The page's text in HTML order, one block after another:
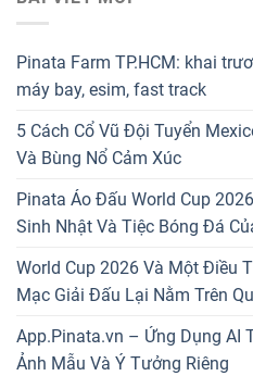
Pinata Farm TP.HCM: khai
máy bay, esim, fast track
5 Cách Cổ Vũ Đội Tuyển
Và Bùng Nổ Cảm Xúc
Pinata Áo Đấu World Cup
Sinh Nhật Và Tiệc Bóng Đá
World Cup 2026 Và Một Điều
Mạc Giải Đấu Lại Nằm Trên
App.Pinata.vn – Ứng Dụng AI
Ảnh Mẫu Và Ý Tưởng Riêng